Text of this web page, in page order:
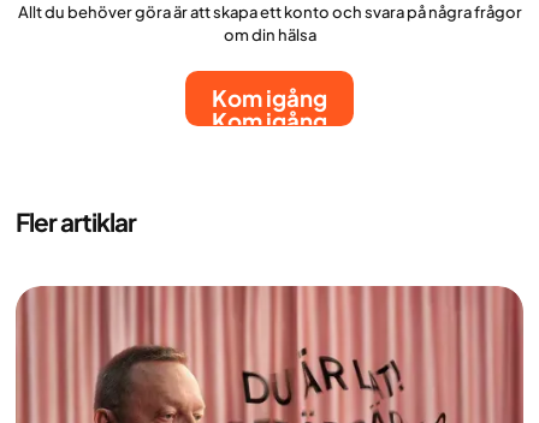
Allt du behöver göra är att skapa ett konto och svara på några frågor
om din hälsa
Kom igång
Kom igång
Fler artiklar